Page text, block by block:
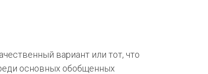
вариант или тот, что
основных обобщенных